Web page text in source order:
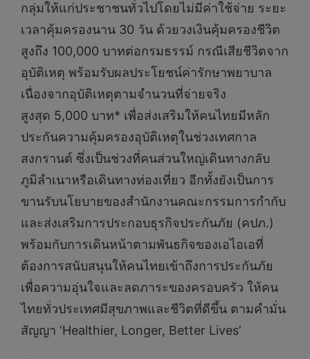
กลุ่มให้แก่ประชาชนทั่วไปโดยไม่มีค่าใช้จ่าย ระยะ
เวลาคุ้มครองนาน 30 วัน ด้วยวงเงินคุ้มครองชีวิต
สูงถึง 100,000 บาทต่อกรมธรรม์ กรณีเสียชีวิตจาก
อุบัติเหตุ พร้อมรับผลประโยชน์ค่ารักษาพยาบาล
เนื่องจากอุบัติเหตุตามจำนวนที่จ่ายจริง
สูงสุด 5,000 บาท* เพื่อส่งเสริมให้คนไทยมีหลัก
ประกันความคุ้มครองอุบัติเหตุในช่วงเทศกาล
สงกรานต์ ซึ่งเป็นช่วงที่คนส่วนใหญ่เดินทางกลับ
ภูมิลำเนาหรือเดินทางท่องเที่ยว อีกทั้งยังเป็นการ
ขานรับนโยบายของสำนักงานคณะกรรมการกำกับ
และส่งเสริมการประกอบธุรกิจประกันภัย (คปภ.)
พร้อมกับการเดินหน้าตามพันธกิจของเอไอเอที่
ต้องการสนับสนุนให้คนไทยเข้าถึงการประกันภัย
เพื่อความอุ่นใจและลดภาระของครอบครัว ให้คน
ไทยทั่วประเทศมีสุขภาพและชีวิตที่ดีขึ้น ตามคำมั่น
สัญญา ‘Healthier, Longer, Better Lives’